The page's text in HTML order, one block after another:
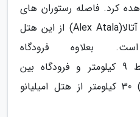
کرد. فاصله رستوران های
بین المللی D.O.M و الکس آتالا(Alex Atala) از این هتل
بعلاوه فرودگاه
کونگونیاس(Congonhas) فقط 9 کیلومتر و فرودگاه بین
المللی گوارولوس(Guarulhos) 30 کیلومتر از هتل امیلیانو